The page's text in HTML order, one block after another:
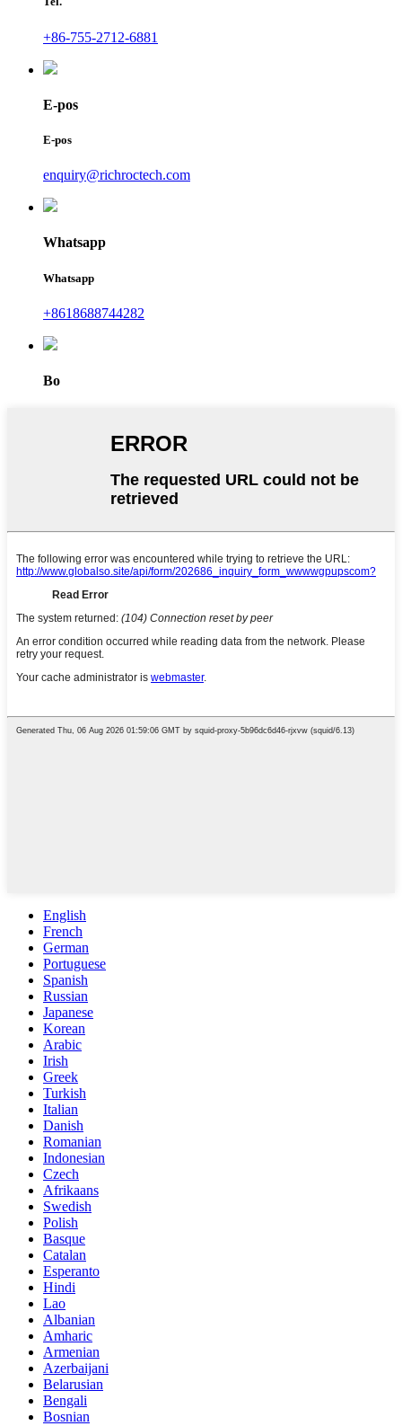
+86-755-2712-6881
E-pos
E-pos
enquiry@richroctech.com
Whatsapp
Whatsapp
+8618688744282
Bo
English
French
German
Portuguese
Spanish
Russian
Japanese
Korean
Arabic
Irish
Greek
Turkish
Italian
Danish
Romanian
Indonesian
Czech
Afrikaans
Swedish
Polish
Basque
Catalan
Esperanto
Hindi
Lao
Albanian
Amharic
Armenian
Azerbaijani
Belarusian
Bengali
Bosnian